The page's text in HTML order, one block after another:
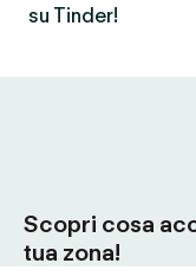
su Tinder!
Scopri cosa
tua zona!